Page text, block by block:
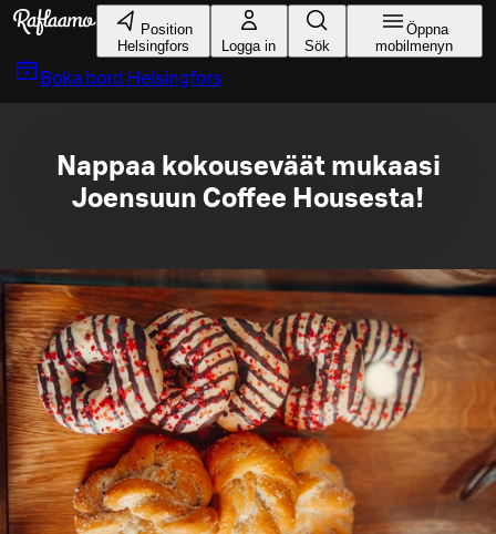
Gå till huvudinnehållet
Position
Helsingfors
Logga in Sök
Öppna
mobilmenyn
Boka bord Helsingfors
Nappaa kokouseväät mukaasi
Joensuun Coffee Housesta!